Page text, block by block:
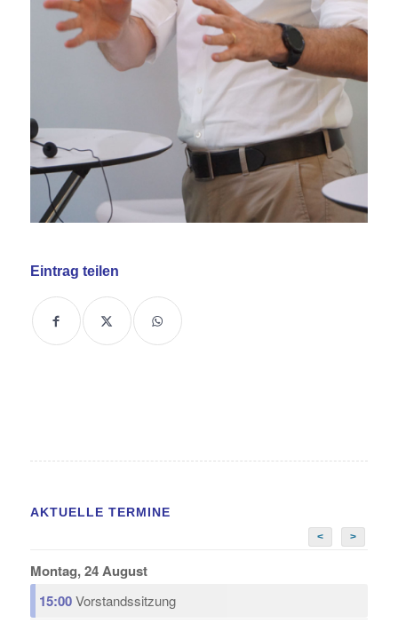
Eintrag teilen
AKTUELLE TERMINE
< >
Montag, 24 August
15:00Vorstandssitzung